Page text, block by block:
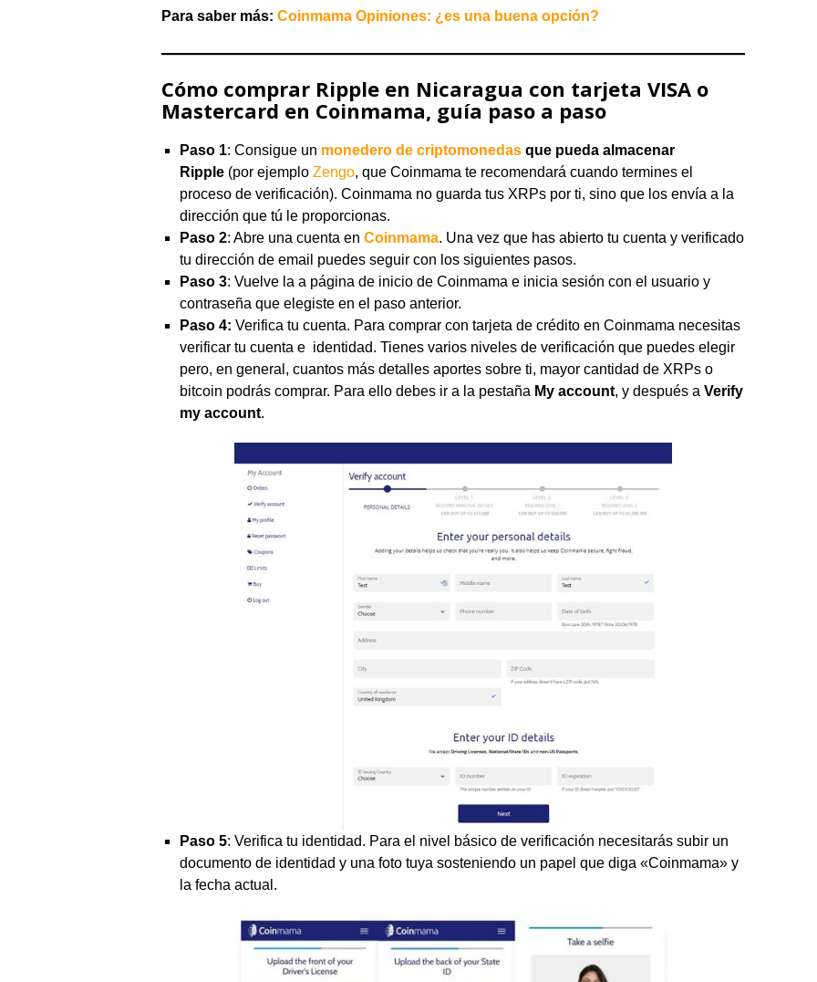
Para saber más: Coinmama Opiniones: ¿es una buena opción?
Cómo comprar Ripple en Nicaragua con tarjeta VISA o
Mastercard en Coinmama, guía paso a paso
Paso 1: Consigue un monedero de criptomonedas que pueda almacenar
Ripple (por ejemplo Zengo, que Coinmama te recomendará cuando termines el
proceso de verificación). Coinmama no guarda tus XRPs por ti, sino que los envía a la
dirección que tú le proporcionas.
Paso 2: Abre una cuenta en Coinmama. Una vez que has abierto tu cuenta y verificado
tu dirección de email puedes seguir con los siguientes pasos.
Paso 3: Vuelve la a página de inicio de Coinmama e inicia sesión con el usuario y
contraseña que elegiste en el paso anterior.
Paso 4: Verifica tu cuenta. Para comprar con tarjeta de crédito en Coinmama necesitas
verificar tu cuenta e identidad. Tienes varios niveles de verificación que puedes elegir
pero, en general, cuantos más detalles aportes sobre ti, mayor cantidad de XRPs o
bitcoin podrás comprar. Para ello debes ir a la pestaña My account, y después a Verify
my account.
Paso 5: Verifica tu identidad. Para el nivel básico de verificación necesitarás subir un
documento de identidad y una foto tuya sosteniendo un papel que diga «Coinmama» y
la fecha actual.